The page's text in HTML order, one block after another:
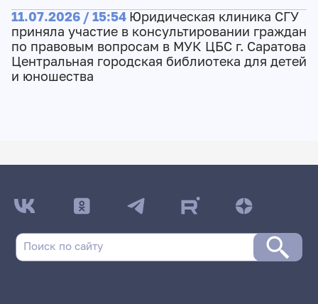
11.07.2026 / 15:54 Юридическая клиника СГУ
приняла участие в консультировании граждан
по правовым вопросам в МУК ЦБС г. Саратова
Центральная городская библиотека для детей
и юношества